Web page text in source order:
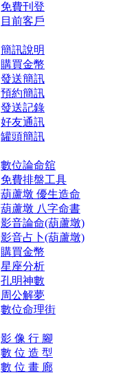
免費刊登
目前客戶
簡訊說明
購買金幣
發送簡訊
預約簡訊
發送記錄
好友通訊
罐頭簡訊
數位論命舘
免費排盤工具
葫蘆墩 優生造命
葫蘆墩 八字命書
影音論命(葫蘆墩)
影音占卜(葫蘆墩)
購買金幣
星座分析
孔明神數
周公解夢
數位命理街
影 像 行 腳
數 位 造 型
數 位 畫 廊